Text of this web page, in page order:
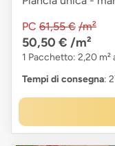
PC 61,55 € /m²
50,50 € /m²
1 Pacchetto: 2,20 m²
Tempi di consegna: